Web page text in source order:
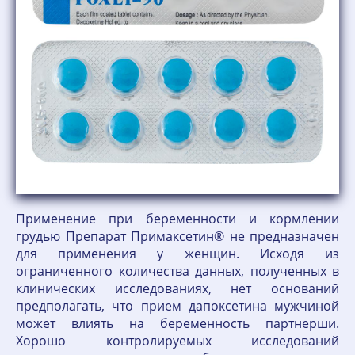
Применение при беременности и кормлении
грудью Препарат Примаксетин® не предназначен
для применения у женщин. Исходя из
ограниченного количества данных, полученных в
клинических исследованиях, нет оснований
предполагать, что прием дапоксетина мужчиной
может влиять на беременность партнерши.
Хорошо контролируемых исследований